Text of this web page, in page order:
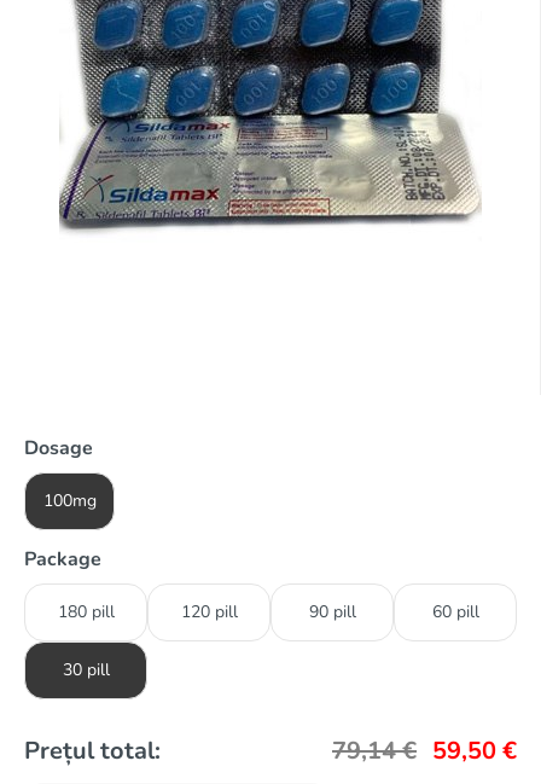
Dosage
100mg
Package
180 pill 120 pill 90 pill 60 pill
30 pill
Prețul total: 79,14€ 59,50€